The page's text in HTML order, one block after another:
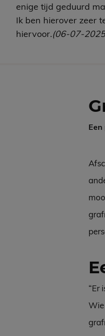
enige tijd geduurd
Ik ben hierover zeer
hiervoor.(06-07-
“Er
Wie